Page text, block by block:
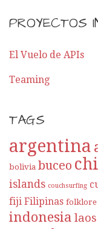
PROYECTOS
El Vuelo de APIs
Teaming
TAGS
argentina
bolivia buceo
islands couchsurfing
fiji Filipinas folklore
indonesia laos